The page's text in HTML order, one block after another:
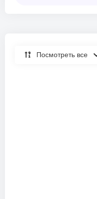
Посмотреть все